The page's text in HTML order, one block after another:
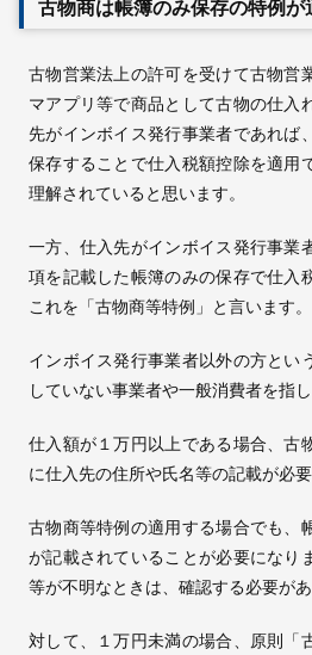
古物商は帳簿のみ保存の特例が
古物営業法上の許可を受けて古物営
マアプリ等で商品として古物の仕入
先がインボイス発行事業者であれば
保存することで仕入税額控除を適用
理解されていると思います。
一方、仕入先がインボイス発行事業
項を記載した帳簿のみの保存で仕入
これを「古物商等特例」と言います。
インボイス発行事業者以外の方とい
していない事業者や一般消費者を指し
仕入額が１万円以上である場合、古
に仕入先の住所や氏名等の記載が必要
古物商等特例の適用する場合でも、
が記載されていることが必要になり
等が不明なときは、確認する必要があ
対して、１万円未満の場合、原則「